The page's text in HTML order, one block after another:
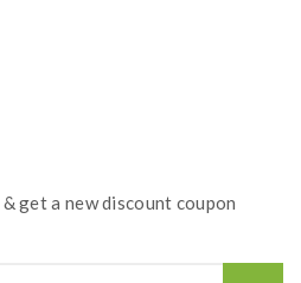
& get a new discount coupon